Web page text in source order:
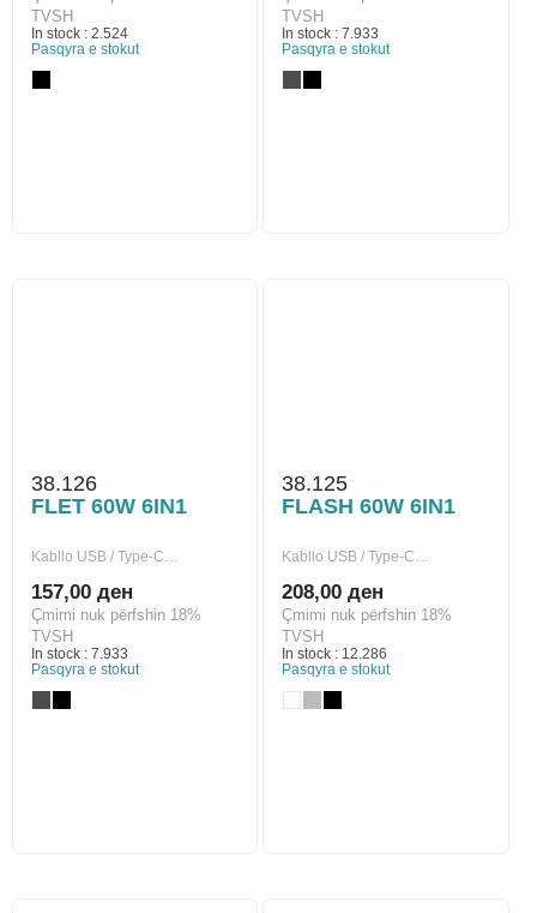
TVSH
In stock : 2.524
Pasqyra e stokut
TVSH
In stock : 7.933
Pasqyra e stokut
38.126
FLET 60W 6IN1
Kabllo USB / Type-C…
157,00 ден
Çmimi nuk përfshin 18%
TVSH
In stock : 7.933
Pasqyra e stokut
38.125
FLASH 60W 6IN1
Kabllo USB / Type-C…
208,00 ден
Çmimi nuk përfshin 18%
TVSH
In stock : 12.286
Pasqyra e stokut